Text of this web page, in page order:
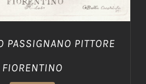
PASSIGNANO PITTORE
FIORENTINO